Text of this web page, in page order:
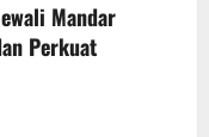
Mandar
Perkuat